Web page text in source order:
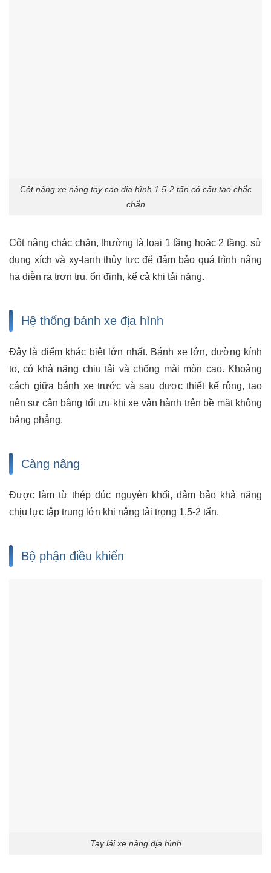
Cột nâng xe nâng tay cao địa hình 1.5-2 tấn có cấu tạo chắc
chắn
Cột nâng chắc chắn, thường là loại 1 tầng hoặc 2 tầng, sử
dụng xích và xy-lanh thủy lực để đảm bảo quá trình nâng
hạ diễn ra trơn tru, ổn định, kể cả khi tải nặng.
Hệ thống bánh xe địa hình
Đây là điểm khác biệt lớn nhất. Bánh xe lớn, đường kính
to, có khả năng chịu tải và chống mài mòn cao. Khoảng
cách giữa bánh xe trước và sau được thiết kế rộng, tạo
nên sự cân bằng tối ưu khi xe vận hành trên bề mặt không
bằng phẳng.
Càng nâng
Được làm từ thép đúc nguyên khối, đảm bảo khả năng
chịu lực tập trung lớn khi nâng tải trọng 1.5-2 tấn.
Bộ phận điều khiển
Tay lái xe nâng địa hình